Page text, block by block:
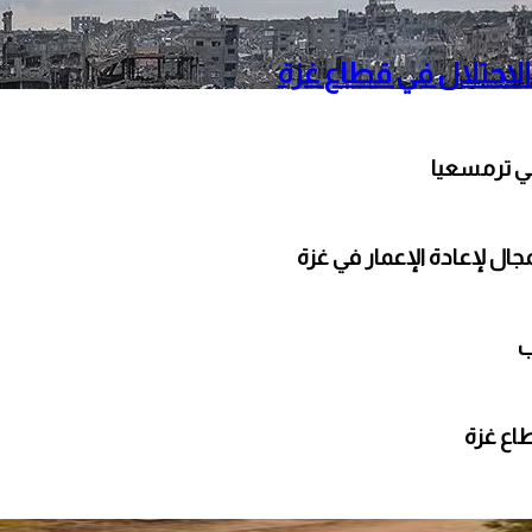
في قطاع غزة
ترمسعيا
لإعادة الإعمار في غزة
غزة